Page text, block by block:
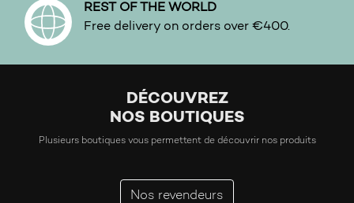
REST OF THE WORLD
Free delivery on orders over €400.
DÉCOUVREZ
NOS BOUTIQUES
Plusieurs boutiques vous permettent de découvrir nos produits
Nos revendeurs